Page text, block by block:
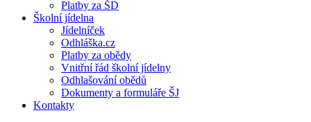
Platby za ŠD
Školní jídelna
Jídelníček
Odhláška.cz
Platby za obědy
Vnitřní řád školní jídelny
Odhlašování obědů
Dokumenty a formuláře ŠJ
Kontakty